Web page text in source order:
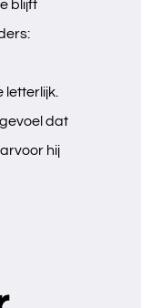
blijft
letterlijk.
dat
hij